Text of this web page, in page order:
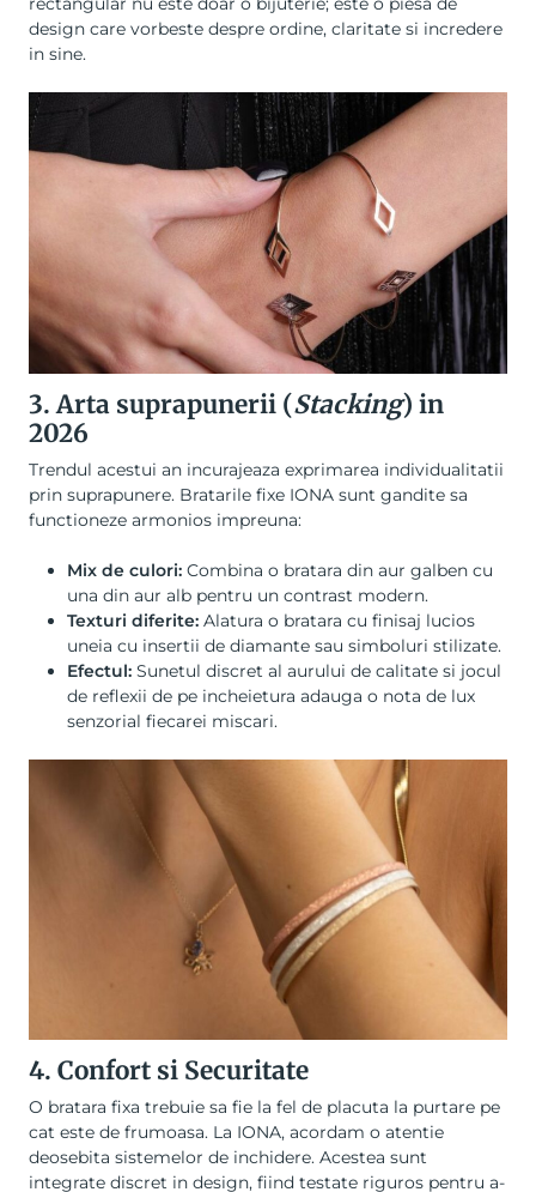
design care vorbeste despre ordine, claritate si incredere
in sine.
3. Arta suprapunerii (Stacking) in
2026
Trendul acestui an incurajeaza exprimarea individualitatii
prin suprapunere. Bratarile fixe IONA sunt gandite sa
functioneze armonios impreuna:
Mix de culori: Combina o bratara din aur galben cu
una din aur alb pentru un contrast modern.
Texturi diferite: Alatura o bratara cu finisaj lucios
uneia cu insertii de diamante sau simboluri stilizate.
Efectul: Sunetul discret al aurului de calitate si jocul
de reflexii de pe incheietura adauga o nota de lux
senzorial fiecarei miscari.
4. Confort si Securitate
O bratara fixa trebuie sa fie la fel de placuta la purtare pe
cat este de frumoasa. La IONA, acordam o atentie
deosebita sistemelor de inchidere. Acestea sunt
integrate discret in design, fiind testate riguros pentru a-